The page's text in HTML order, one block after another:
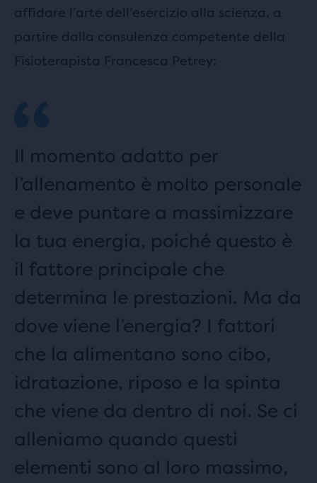
affidare l’arte dell’esercizio alla scienza, a
partire dalla consulenza competente della
Fisioterapista Francesca Petrey:
Il momento adatto per
l’allenamento è molto personale
e deve puntare a massimizzare
la tua energia, poiché questo è
il fattore principale che
determina le prestazioni. Ma da
dove viene l’energia? I fattori
che la alimentano sono cibo,
idratazione, riposo e la spinta
che viene da dentro di noi. Se ci
alleniamo quando questi
elementi sono al loro massimo,